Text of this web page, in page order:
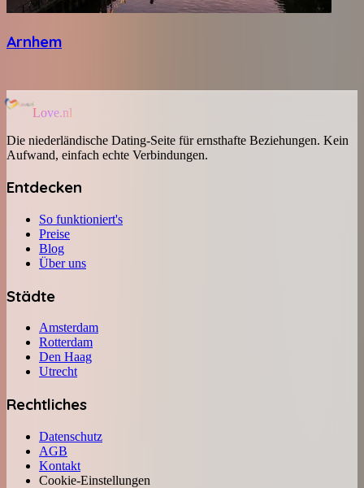
Arnhem
Love.nl
Die niederländische Dating-Seite für ernsthafte Beziehungen. Kein
Aufwand, einfach echte Verbindungen.
Entdecken
So funktioniert's
Preise
Blog
Über uns
Städte
Amsterdam
Rotterdam
Den Haag
Utrecht
Rechtliches
Datenschutz
AGB
Kontakt
Cookie-Einstellungen